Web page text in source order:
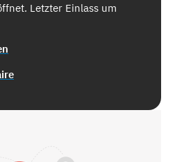
Letzter Einlass um